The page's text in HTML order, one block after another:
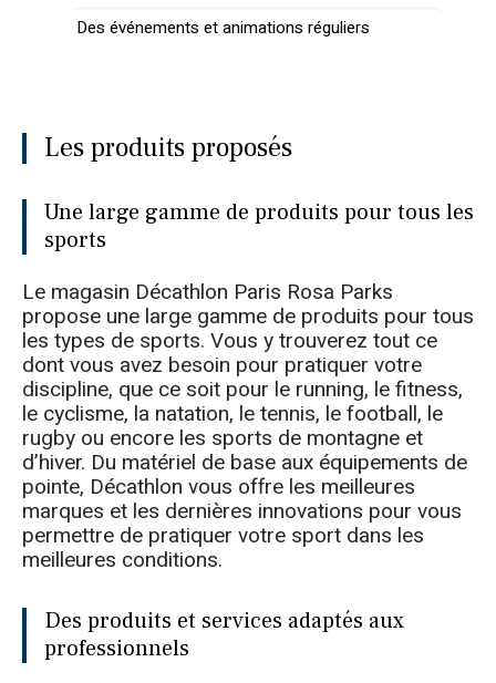
Des événements et animations réguliers
Les produits proposés
Une large gamme de produits pour tous les
sports
Le magasin Décathlon Paris Rosa Parks
propose une large gamme de produits pour tous
les types de sports. Vous y trouverez tout ce
dont vous avez besoin pour pratiquer votre
discipline, que ce soit pour le running, le fitness,
le cyclisme, la natation, le tennis, le football, le
rugby ou encore les sports de montagne et
d’hiver. Du matériel de base aux équipements de
pointe, Décathlon vous offre les meilleures
marques et les dernières innovations pour vous
permettre de pratiquer votre sport dans les
meilleures conditions.
Des produits et services adaptés aux
professionnels